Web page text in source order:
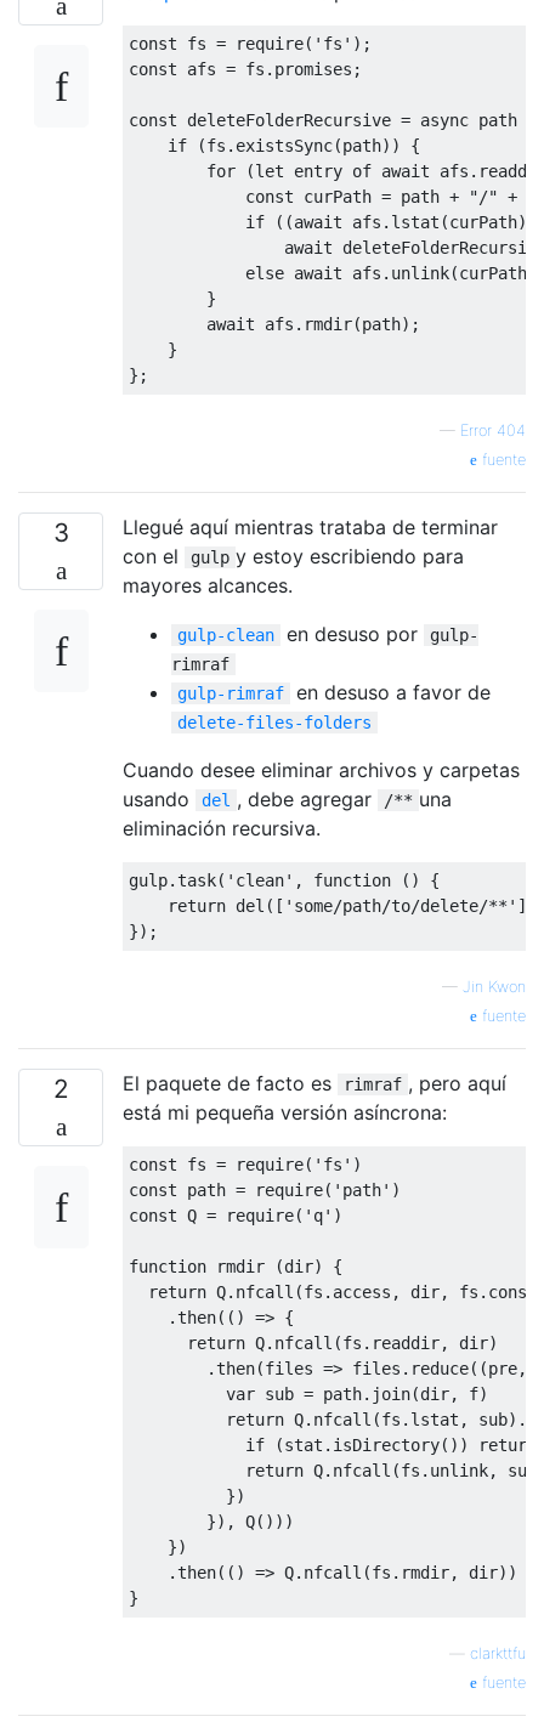
const fs = require( 'fs' );
const afs = fs . promises ;
const deleteFolderRecursive = async path
if
(fs . existsSync(path))
{
for
(let entry of await afs .
const curPath = path + "/" +
if
((await afs . lstat (curPath
await
else await afs . unlink(curPath
}
await afs . rmdir(path);
}
};
— Error 404
fuente
3
Llegué aquí mientras trataba de terminar
con el
gulp y estoy escribiendo para
mayores alcances.
gulp-clean en desuso por
gulp-
rimraf
gulp-rimraf
en desuso a favor de
delete-files-folders
Cuando desee eliminar archivos y carpetas
usando
del , debe agregar /** una
eliminación recursiva.
gulp.task( 'clean' , function ()
{
return del ([ 'some/path/to/delete/**'
});
— Jin Kwon
fuente
2 El paquete de facto es rimraf , pero aquí
está mi pequeña versión asíncrona:
const fs = require( 'fs' )
const path = require( 'path' )
const Q = require( 'q' )
function rmdir (dir)
{
return Q. nfcall (fs . access , dir, fs .
.then(() => {
return Q. nfcall (fs . readdir, dir)
.then(files => files . reduce((pre,
var sub = path. join(dir, f)
return Q. nfcall (fs . lstat , sub).
if
(stat . isDirectory()) return
return Q. nfcall (fs . unlink, sub
})
}),
Q()))
})
.then(() => Q. nfcall (fs . rmdir, dir))
}
clarkttfu
fuente